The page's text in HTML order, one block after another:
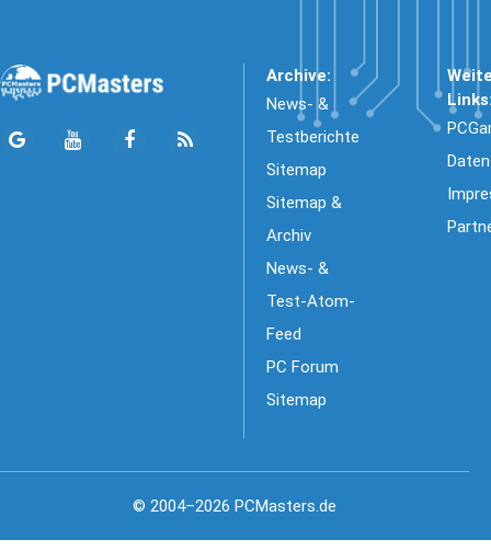
Archive:
News- &
Testberichte
Sitemap
Sitemap &
Archiv
News- &
Test-Atom-
Feed
PC Forum
Sitemap
© 2004–2026 PCMasters.de